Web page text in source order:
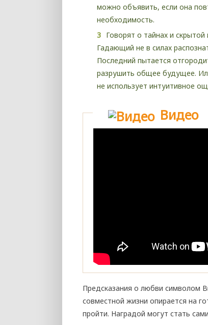
можно объявить, если она
необходимость.
Говорят о тайнах и
Гадающий не в силах
Последний пытается
разрушить общее будущее.
не использует интуитивное
Видео
Предсказания о любви символом
совместной жизни опирается на
пройти. Наградой могут стать